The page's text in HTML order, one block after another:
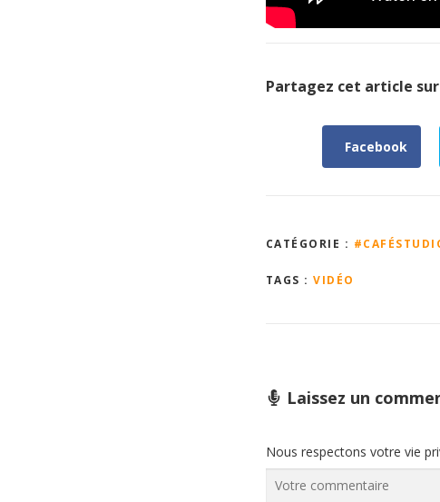
Partagez cet article sur
Facebook
CATÉGORIE :
TAGS : VIDÉO
Laissez un
Nous respectons votre vie